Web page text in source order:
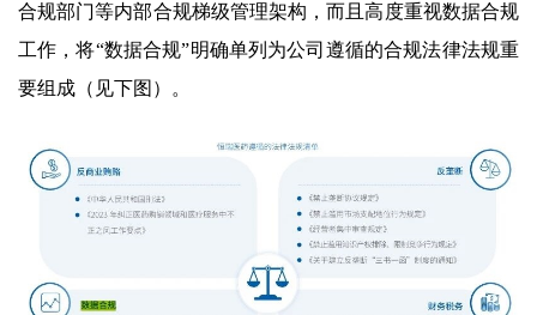
合规部门等内部合规梯级管理架构，而且高度重视数据合规
工作，将“数据合规”明确单列为公司遵循的合规法律法规重
要组成（见下图）。